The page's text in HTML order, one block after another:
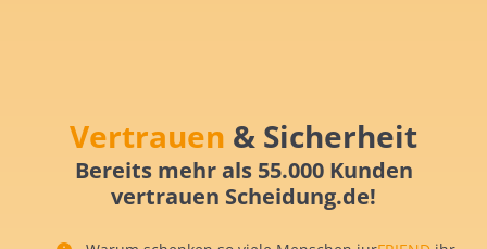
Vertrauen & Sicherheit
Bereits mehr als 55.000 Kunden
vertrauen Scheidung.de!